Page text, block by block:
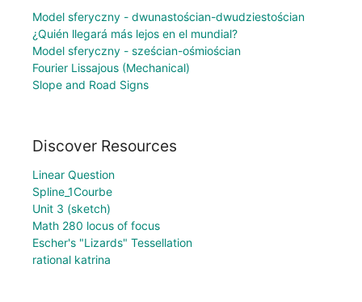
Model sferyczny - dwunastościan-dwudziestościan
¿Quién llegará más lejos en el mundial?
Model sferyczny - sześcian-ośmiościan
Fourier Lissajous (Mechanical)
Slope and Road Signs
Discover Resources
Linear Question
Spline_1Courbe
Unit 3 (sketch)
Math 280 locus of focus
Escher's "Lizards" Tessellation
rational katrina